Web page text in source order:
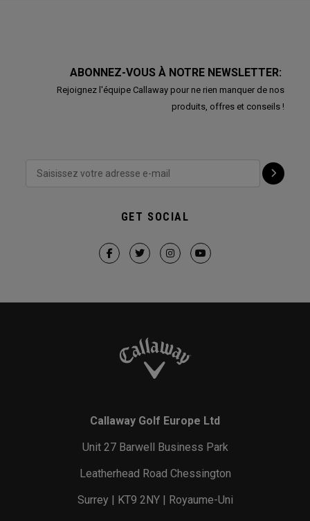
ABONNEZ-VOUS À NOTRE NEWSLETTER:
Rejoignez l'équipe Callaway pour ne rien manquer de nos
produits, offres et conseils !
GET SOCIAL
Callaway Golf Europe Ltd
Unit 27 Barwell Business Park
Leatherhead Road Chessington
Surrey | KT9 2NY | Royaume-Uni